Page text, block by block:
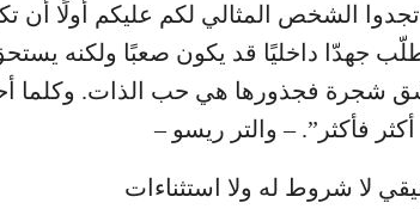
الشخص المثالي لكم عليكم أولًا أن
جهدّا داخليًا قد يكون صعبًا ولكنه
شجرة فجذورها هي حب الذات. وكلما
فأكثر”. – والتر ريسو –